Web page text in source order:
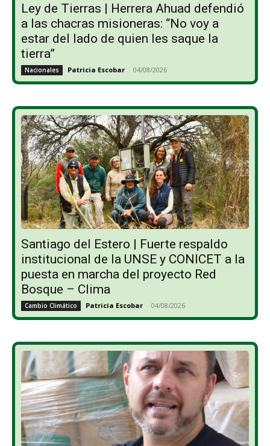
Ley de Tierras | Herrera Ahuad defendió
a las chacras misioneras: “No voy a
estar del lado de quien les saque la
tierra”
Nacionales Patricia Escobar - 04/08/2026
Santiago del Estero | Fuerte respaldo
institucional de la UNSE y CONICET a la
puesta en marcha del proyecto Red
Bosque – Clima
Cambio Climático Patricia Escobar - 04/08/2026